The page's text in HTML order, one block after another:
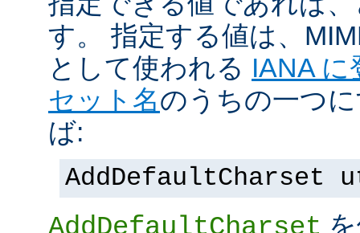
す。 指定する値は、
として使われる IANA
セット名のうちの一つ
ば:
AddDefaultCharset